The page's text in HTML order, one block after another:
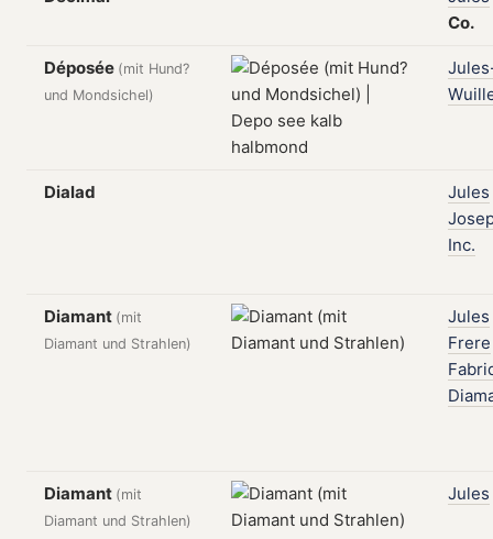
Co.
Déposée (mit Hund?
und Mondsichel)
Dialad
Jules
Inc.
Diamant (mit
Diamant und Strahlen)
Jules
Frere
Diamant (mit
Diamant und Strahlen)
Jules